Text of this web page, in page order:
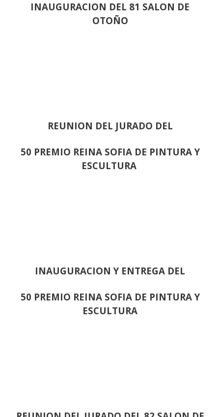
INAUGURACION DEL 81 SALON DE
OTOÑO
REUNION DEL JURADO DEL
50 PREMIO REINA SOFIA DE PINTURA Y
ESCULTURA
INAUGURACION Y ENTREGA DEL
50 PREMIO REINA SOFIA DE PINTURA Y
ESCULTURA